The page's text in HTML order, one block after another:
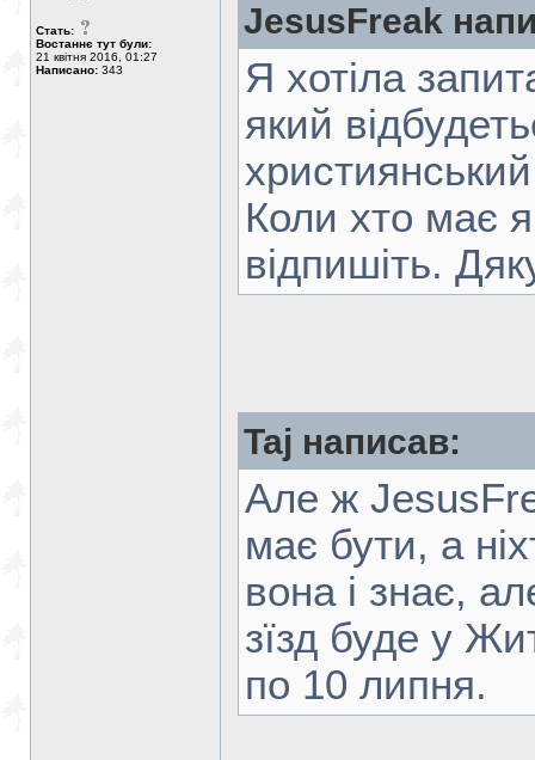
Стать:
Востаннє тут були:
21 квітня 2016, 01:27
Написано: 343
JesusFreak
Я хотіла
який
Коли xто має
відпишіть.
Taj написав:
Але ж
має бути, а
вона і знає,
зїзд буде у
по 10 липня.